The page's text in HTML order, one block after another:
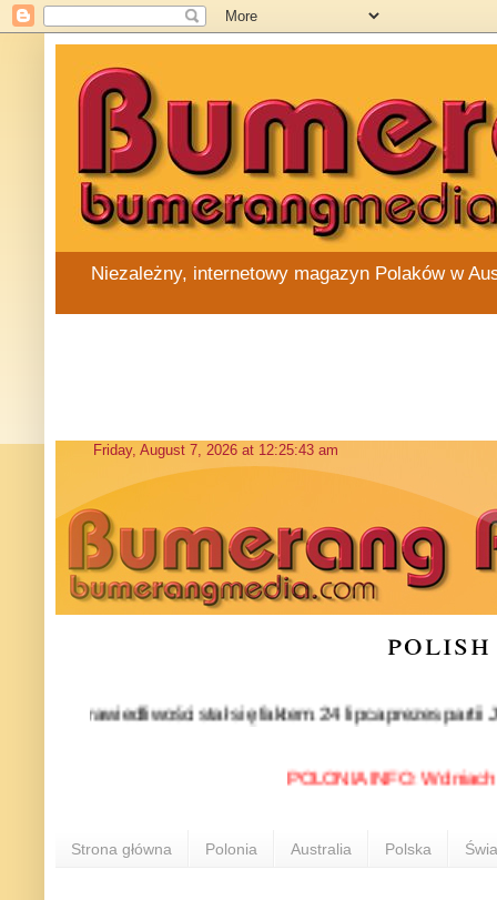
Niezależny, internetowy magazyn Polaków w
i Sprawiedliwości stał się faktem. 24 lipca prezes partii
POLONIA INFO: W dniach
Strona główna Polonia Australia Polska